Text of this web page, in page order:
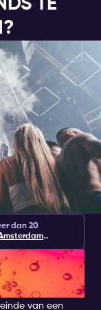
TE
dan 20
informatie.
van een